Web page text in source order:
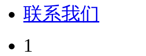
联系我们
1